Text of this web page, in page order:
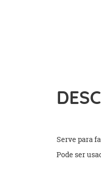
Serve para
Pode ser